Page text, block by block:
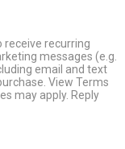
receive recurring
messages (e.g.
email and text
View Terms
may apply. Reply